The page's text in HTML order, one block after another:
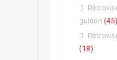
guidon (45)
(18)